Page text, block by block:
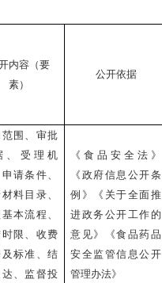
内容（要
素）
公开依据
围、审批
、受理机
请条件、
料目录、
本流程、
时限、收费
标准、结
、监督投
《食品安全法》
《政府信息公开条
例》《关于全面推
进政务公开工作的
意见》《食品药品
安全监管信息公开
管理办法》